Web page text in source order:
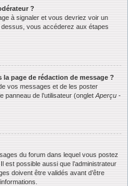
?
à signaler et vous devriez voir un
vous accéderez aux étapes
page de rédaction de message ?
vos messages et de les poster
panneau de l’utilisateur (onglet Aperçu -
du forum dans lequel vous postez
est possible aussi que l’administrateur
doivent être validés avant d’être